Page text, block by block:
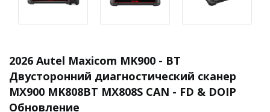
2026 Autel Maxicom MK900 - BT
Двусторонний диагностический сканер
MX900 MK808BT MX808S CAN - FD & DOIP
Обновление